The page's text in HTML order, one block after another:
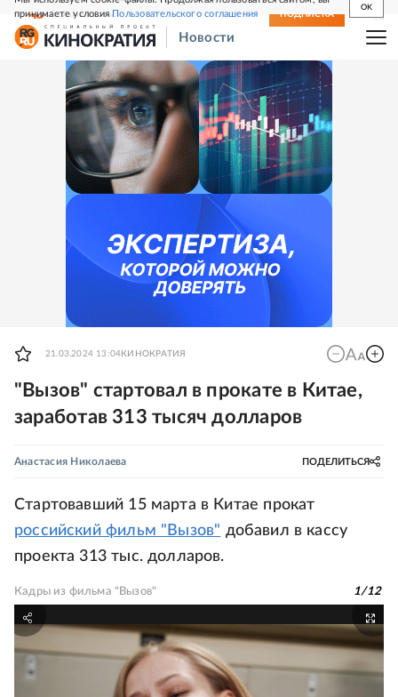
принимаете условияПользовательского соглашения
OK
СВЕЖИЙ НОМЕР ПОДПИСКА
Новости
21.03.2024 13:04 КИНОКРАТИЯ
"Вызов" стартовал в прокате в Китае,
заработав 313 тысяч долларов
Анастасия Николаева ПОДЕЛИТЬСЯ
Стартовавший 15 марта в Китае прокат
российский фильм "Вызов" добавил в кассу
проекта 313 тыс. долларов.
Кадры из фильма "Вызов" 1/12